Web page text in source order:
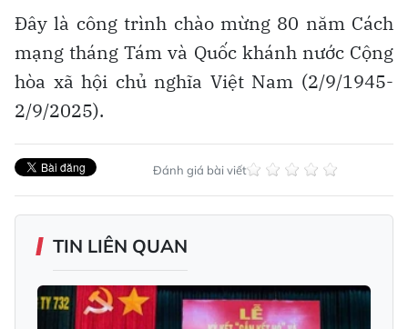
Đây là công trình chào mừng 80 năm Cách
mạng tháng Tám và Quốc khánh nước Cộng
hòa xã hội chủ nghĩa Việt Nam (2/9/1945-
2/9/2025).
Đánh giá bài viết
TIN LIÊN QUAN